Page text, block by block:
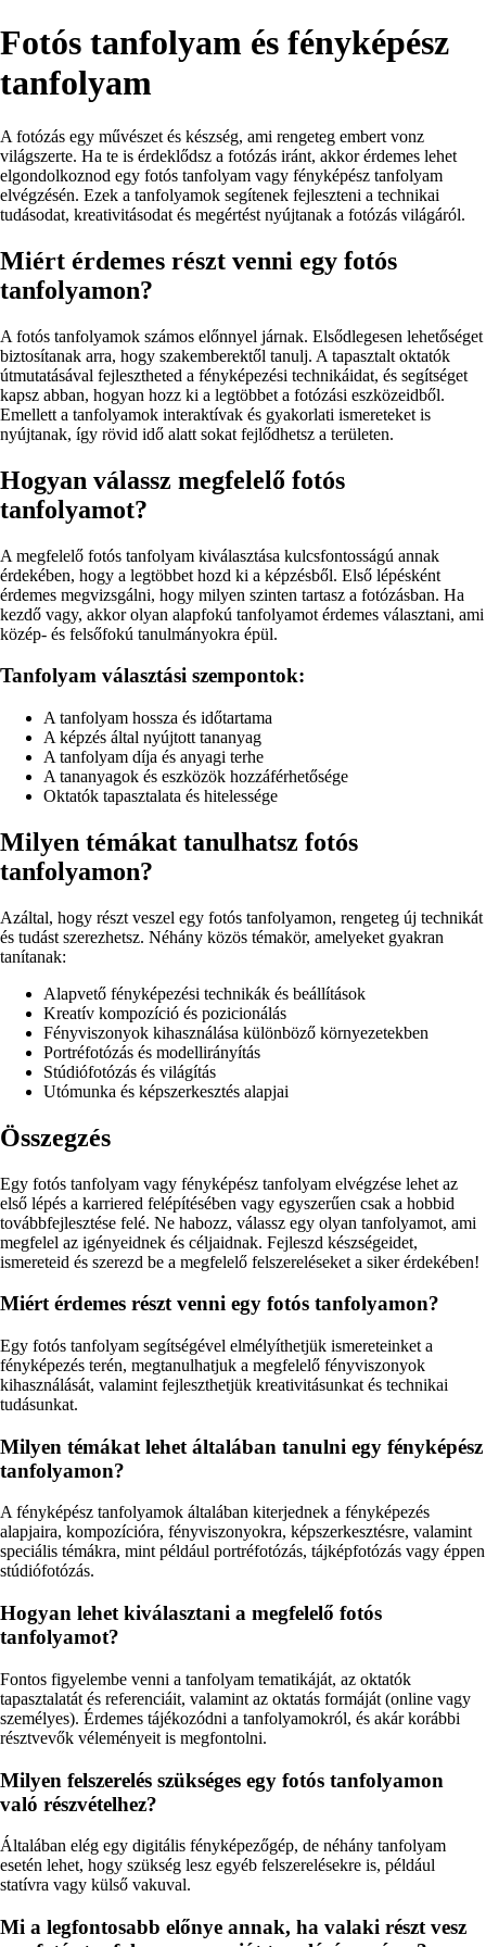
Fotós tanfolyam és fényképész
tanfolyam
A fotózás egy művészet és készség, ami rengeteg embert vonz
világszerte. Ha te is érdeklődsz a fotózás iránt, akkor érdemes lehet
elgondolkoznod egy fotós tanfolyam vagy fényképész tanfolyam
elvégzésén. Ezek a tanfolyamok segítenek fejleszteni a technikai
tudásodat, kreativitásodat és megértést nyújtanak a fotózás világáról.
Miért érdemes részt venni egy fotós
tanfolyamon?
A fotós tanfolyamok számos előnnyel járnak. Elsődlegesen lehetőséget
biztosítanak arra, hogy szakemberektől tanulj. A tapasztalt oktatók
útmutatásával fejlesztheted a fényképezési technikáidat, és segítséget
kapsz abban, hogyan hozz ki a legtöbbet a fotózási eszközeidből.
Emellett a tanfolyamok interaktívak és gyakorlati ismereteket is
nyújtanak, így rövid idő alatt sokat fejlődhetsz a területen.
Hogyan válassz megfelelő fotós
tanfolyamot?
A megfelelő fotós tanfolyam kiválasztása kulcsfontosságú annak
érdekében, hogy a legtöbbet hozd ki a képzésből. Első lépésként
érdemes megvizsgálni, hogy milyen szinten tartasz a fotózásban. Ha
kezdő vagy, akkor olyan alapfokú tanfolyamot érdemes választani, ami
közép- és felsőfokú tanulmányokra épül.
Tanfolyam választási szempontok:
A tanfolyam hossza és időtartama
A képzés által nyújtott tananyag
A tanfolyam díja és anyagi terhe
A tananyagok és eszközök hozzáférhetősége
Oktatók tapasztalata és hitelessége
Milyen témákat tanulhatsz fotós
tanfolyamon?
Azáltal, hogy részt veszel egy fotós tanfolyamon, rengeteg új technikát
és tudást szerezhetsz. Néhány közös témakör, amelyeket gyakran
tanítanak:
Alapvető fényképezési technikák és beállítások
Kreatív kompozíció és pozicionálás
Fényviszonyok kihasználása különböző környezetekben
Portréfotózás és modellirányítás
Stúdiófotózás és világítás
Utómunka és képszerkesztés alapjai
Összegzés
Egy fotós tanfolyam vagy fényképész tanfolyam elvégzése lehet az
első lépés a karriered felépítésében vagy egyszerűen csak a hobbid
továbbfejlesztése felé. Ne habozz, válassz egy olyan tanfolyamot, ami
megfelel az igényeidnek és céljaidnak. Fejleszd készségeidet,
ismereteid és szerezd be a megfelelő felszereléseket a siker érdekében!
Miért érdemes részt venni egy fotós tanfolyamon?
Egy fotós tanfolyam segítségével elmélyíthetjük ismereteinket a
fényképezés terén, megtanulhatjuk a megfelelő fényviszonyok
kihasználását, valamint fejleszthetjük kreativitásunkat és technikai
tudásunkat.
Milyen témákat lehet általában tanulni egy fényképész
tanfolyamon?
A fényképész tanfolyamok általában kiterjednek a fényképezés
alapjaira, kompozícióra, fényviszonyokra, képszerkesztésre, valamint
speciális témákra, mint például portréfotózás, tájképfotózás vagy éppen
stúdiófotózás.
Hogyan lehet kiválasztani a megfelelő fotós
tanfolyamot?
Fontos figyelembe venni a tanfolyam tematikáját, az oktatók
tapasztalatát és referenciáit, valamint az oktatás formáját (online vagy
személyes). Érdemes tájékozódni a tanfolyamokról, és akár korábbi
résztvevők véleményeit is megfontolni.
Milyen felszerelés szükséges egy fotós tanfolyamon
való részvételhez?
Általában elég egy digitális fényképezőgép, de néhány tanfolyam
esetén lehet, hogy szükség lesz egyéb felszerelésekre is, például
statívra vagy külső vakuval.
Mi a legfontosabb előnye annak, ha valaki részt vesz